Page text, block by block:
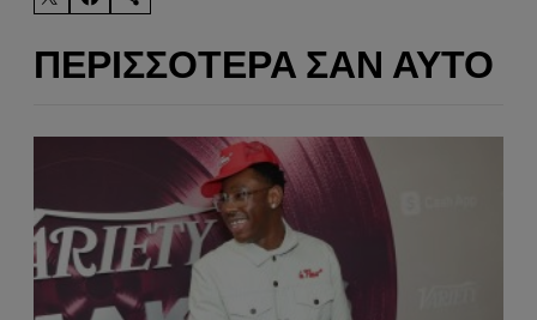
ΠΕΡΙΣΣΌΤΕΡΑ ΣΑΝ ΑΥΤΌ